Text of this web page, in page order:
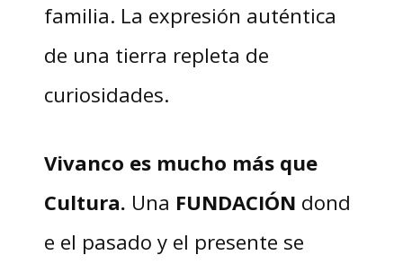
familia. La expresión auténtica
de una tierra repleta de
curiosidades.
Vivanco es mucho más que
Cultura. Una FUNDACIÓN dond
e el pasado y el presente se